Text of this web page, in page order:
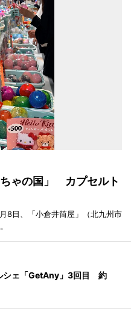
ゃの国」 カプセルト
8日、「小倉井筒屋」（北九州市
シェ「GetAny」3回目 約